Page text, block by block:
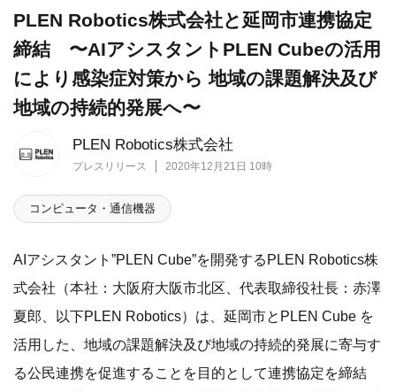
PLEN Robotics株式会社
プレスリリース 2020年12月21日 10時
PLEN Robotics株式会社と延岡市連携協定
締結 〜AIアシスタントPLEN Cubeの活用
により感染症対策から 地域の課題解決及び
地域の持続的発展へ〜
コンピュータ・通信機器
AIアシスタント”PLEN Cube”を開発するPLEN Robotics株
式会社（本社：大阪府大阪市北区、代表取締役社長：赤澤
夏郎、以下PLEN Robotics）は、延岡市とPLEN Cube を
活用した、地域の課題解決及び地域の持続的発展に寄与す
る公民連携を促進することを目的として連携協定を締結